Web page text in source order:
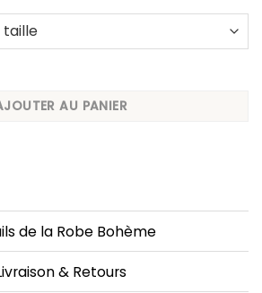
Carreaux Bleu
AU PANIER
de la Robe Bohème
& Retours